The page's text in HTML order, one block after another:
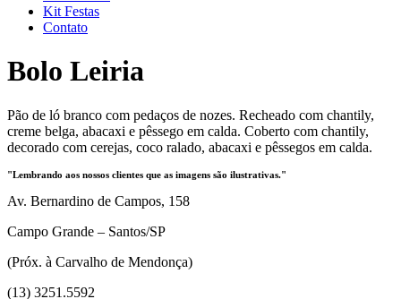
Kit Festas
Contato
Bolo Leiria
Pão de ló branco com pedaços de nozes. Recheado com chantily,
creme belga, abacaxi e pêssego em calda. Coberto com chantily,
decorado com cerejas, coco ralado, abacaxi e pêssegos em calda.
"Lembrando aos nossos clientes que as imagens são ilustrativas."
Av. Bernardino de Campos, 158
Campo Grande – Santos/SP
(Próx. à Carvalho de Mendonça)
(13) 3251.5592